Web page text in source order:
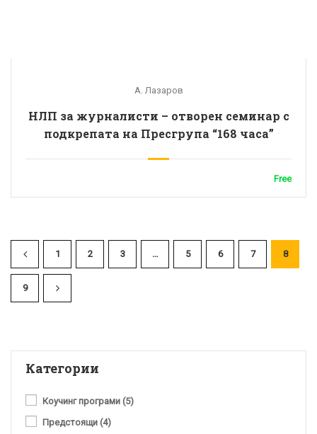
А. Лазаров
НЛП за журналисти – отворен семинар с
подкрепата на Пресгрупа “168 часа”
Free
1 2 3 … 5 6 7 8
9
Категории
Коучинг програми (5)
Предстоящи (4)